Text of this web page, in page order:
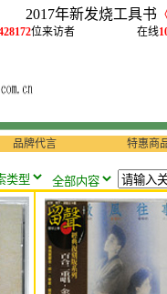
2017年新发烧工具书
位来访者 在线
品牌代言 特惠商